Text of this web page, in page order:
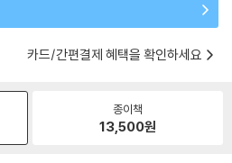
카드/간편결제 혜택을 확인하세요
종이책
13,500원